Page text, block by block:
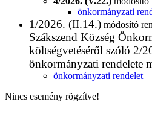
önkormányzati
1/2026. (II.14.) módosító
Szákszend Község
költségvetéséről szóló 2/
önkormányzati rendelete
önkormányzati rendelet
Nincs esemény rögzítve!